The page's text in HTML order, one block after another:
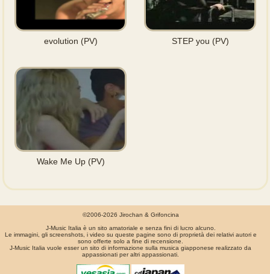
evolution (PV) STEP you (PV)
Wake Me Up (PV)
©2006-2026 Jirochan & Grifoncina
J-Music Italia è un sito amatoriale e senza fini di lucro alcuno.
Le immagini, gli screenshots, i video su queste pagine sono di proprietà dei relativi autori e
sono offerte solo a fine di recensione.
J-Music Italia vuole esser un sito di informazione sulla musica giapponese realizzato da
appassionati per altri appassionati.